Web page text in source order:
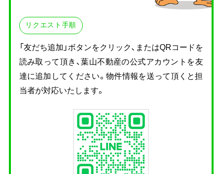
リクエスト手順
「友だち追加」ボタンをクリック、またはQRコードを
読み取って頂き、葉山不動産の公式アカウントを友
達に追加してください。物件情報を送って頂くと担
当者が対応いたします。